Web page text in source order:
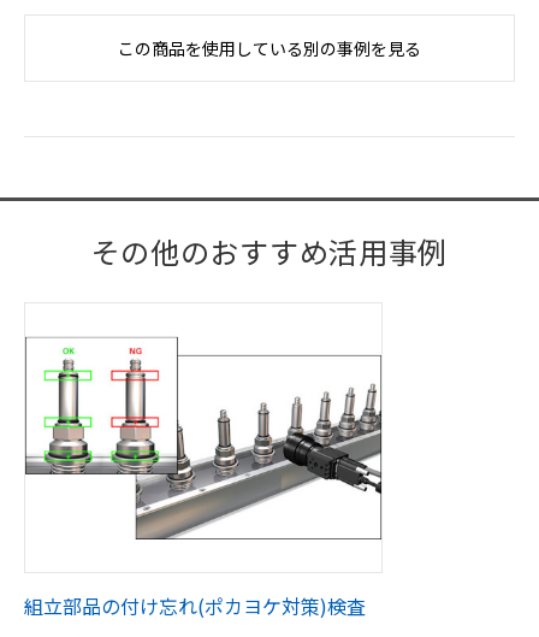
この商品を使用している別の事例を見る
その他のおすすめ活用事例
組立部品の付け忘れ(ポカヨケ対策)検査